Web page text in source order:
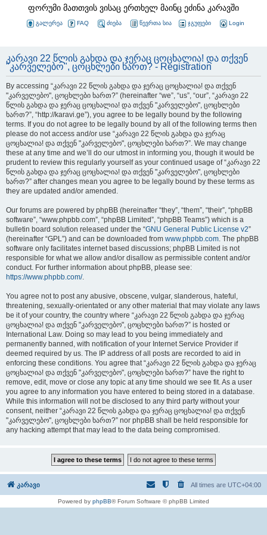
ფორუმი მათთვის ვისაც ერთხელ მაინც ეძინა კარავში
გალერეა FAQ ძიება წევრთა სია ჯგუფები Login
კარავი 22 წლის გახდა და ჯერაც ცოცხალია! და თქვენ
"კარველებო", ცოცხლები ხართ? - Registration
By accessing “კარავი 22 წლის გახდა და ჯერაც ცოცხალია! და თქვენ
"კარველებო", ცოცხლები ხართ?” (hereinafter “we”, “us”, “our”, “კარავი 22
წლის გახდა და ჯერაც ცოცხალია! და თქვენ "კარველებო", ცოცხლები
ხართ?”, “http://karavi.ge”), you agree to be legally bound by the following
terms. If you do not agree to be legally bound by all of the following terms then
please do not access and/or use “კარავი 22 წლის გახდა და ჯერაც
ცოცხალია! და თქვენ "კარველებო", ცოცხლები ხართ?”. We may change
these at any time and we’ll do our utmost in informing you, though it would be
prudent to review this regularly yourself as your continued usage of “კარავი 22
წლის გახდა და ჯერაც ცოცხალია! და თქვენ "კარველებო", ცოცხლები
ხართ?” after changes mean you agree to be legally bound by these terms as
they are updated and/or amended.
Our forums are powered by phpBB (hereinafter “they”, “them”, “their”, “phpBB
software”, “www.phpbb.com”, “phpBB Limited”, “phpBB Teams”) which is a
bulletin board solution released under the “GNU General Public License v2”
(hereinafter “GPL”) and can be downloaded from www.phpbb.com. The phpBB
software only facilitates internet based discussions; phpBB Limited is not
responsible for what we allow and/or disallow as permissible content and/or
conduct. For further information about phpBB, please see:
https://www.phpbb.com/.
You agree not to post any abusive, obscene, vulgar, slanderous, hateful,
threatening, sexually-orientated or any other material that may violate any laws
be it of your country, the country where “კარავი 22 წლის გახდა და ჯერაც
ცოცხალია! და თქვენ "კარველებო", ცოცხლები ხართ?” is hosted or
International Law. Doing so may lead to you being immediately and
permanently banned, with notification of your Internet Service Provider if
deemed required by us. The IP address of all posts are recorded to aid in
enforcing these conditions. You agree that “კარავი 22 წლის გახდა და ჯერაც
ცოცხალია! და თქვენ "კარველებო", ცოცხლები ხართ?” have the right to
remove, edit, move or close any topic at any time should we see fit. As a user
you agree to any information you have entered to being stored in a database.
While this information will not be disclosed to any third party without your
consent, neither “კარავი 22 წლის გახდა და ჯერაც ცოცხალია! და თქვენ
"კარველებო", ცოცხლები ხართ?” nor phpBB shall be held responsible for
any hacking attempt that may lead to the data being compromised.
კარავი All times are UTC+04:00
Powered by phpBB® Forum Software © phpBB Limited